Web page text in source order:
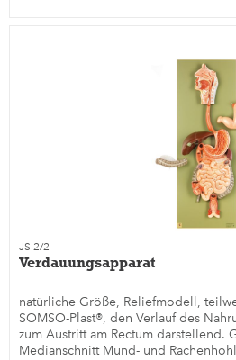
JS 2/2
Verdauungsapparat
natürliche Größe, Reliefmodell,
SOMSO-Plast®, den Verlauf des
zum Austritt am Rectum darstellend.
Medianschnitt Mund- und